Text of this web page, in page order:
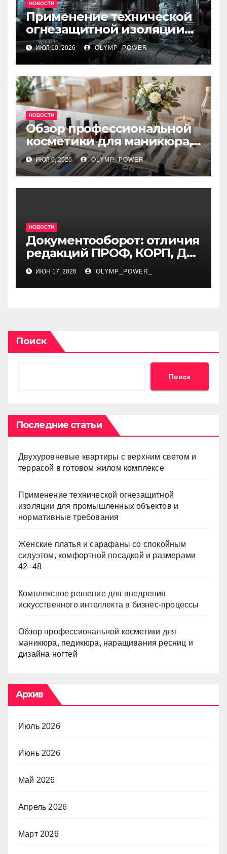
НОВОСТИ
Применение технической
огнезащитной изоляции
для промышленных
объектов и нормативные
требования
ИЮЛ 10, 2026 OLYMP_POWER_
НОВОСТИ
Обзор профессиональной
косметики для маникюра,
педикюра, наращивания
ресниц и дизайна ногтей
ИЮЛ 6, 2026 OLYMP_POWER_
НОВОСТИ
Документооборот: отличия
редакций ПРОФ, КОРП, ДГУ
и особенности внедрения
в организации
ИЮН 17, 2026 OLYMP_POWER_
Поиск
Поиск
Последние статьи
Двухуровневые квартиры с верхним светом и
террасой в готовом жилом комплексе
Применение технической огнезащитной
изоляции для промышленных объектов и
нормативные требования
Женские платья и сарафаны со спокойным
силуэтом, комфортной посадкой и размерами
42–48
Комплексное решение для внедрения
искусственного интеллекта в бизнес-процессы
Обзор профессиональной косметики для
маникюра, педикюра, наращивания ресниц и
дизайна ногтей
Архив
Июль 2026
Июнь 2026
Май 2026
Апрель 2026
Март 2026